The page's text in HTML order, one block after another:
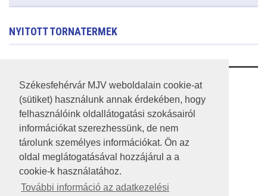
Székesfehérvár MJV weboldalain cookie-at
(sütiket) használunk annak érdekében, hogy
felhasználóink oldallátogatási szokásairól
információkat szerezhessünk, de nem
tárolunk személyes információkat. Ön az
oldal meglátogatásával hozzájárul a a
cookie-k használatához.
További információ az adatkezelési
NYITOTT TORNATERMEK
RSS
A HONLAP 2017.03.31-I ÁLLAPOTA
JOGI NYILATKOZAT
IMPRESSZUM